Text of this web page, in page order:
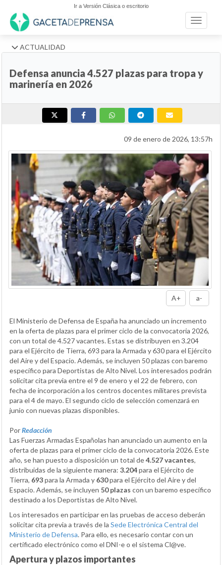
Ir a Versión Clásica o escritorio
Toggle
ACTUALIDAD
Defensa anuncia 4.527 plazas para tropa y
marinería en 2026
09 de enero de 2026, 13:57h
A+ a-
El Ministerio de Defensa de España ha anunciado un incremento
en la oferta de plazas para el primer ciclo de la convocatoria 2026,
con un total de 4.527 vacantes. Estas se distribuyen en 3.204
para el Ejército de Tierra, 693 para la Armada y 630 para el Ejército
del Aire y del Espacio. Además, se incluyen 50 plazas con baremo
específico para Deportistas de Alto Nivel. Los interesados podrán
solicitar cita previa entre el 9 de enero y el 22 de febrero, con
fecha de incorporación a los centros docentes militares prevista
para el 4 de mayo. El segundo ciclo de selección comenzará en
junio con nuevas plazas disponibles.
PorRedacción
Las Fuerzas Armadas Españolas han anunciado un aumento en la
oferta de plazas para el primer ciclo de la convocatoria 2026. Este
año, se han puesto a disposición un total de4.527 vacantes,
distribuidas de la siguiente manera: 3.204para el Ejército de
Tierra, 693para la Armada y 630para el Ejército del Aire y del
Espacio. Además, se incluyen 50 plazas con un baremo específico
destinado a los Deportistas de Alto Nivel.
Los interesados en participar en las pruebas de acceso deberán
solicitar cita previa a través de la Sede Electrónica Central del
Ministerio de Defensa. Para ello, es necesario contar con un
certificado electrónico como el DNI-e o el sistema Cl@ve.
Apertura y plazos importantes